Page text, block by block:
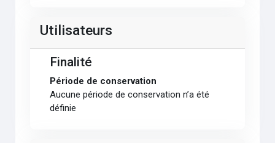
Utilisateurs
Finalité
Période de conservation
Aucune période de conservation n’a été
définie